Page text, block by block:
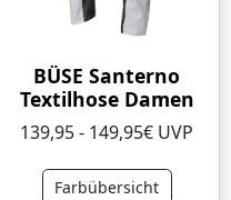
BÜSE Santerno
Textilhose Damen
139,95 - 149,95€ UVP
Farbübersicht